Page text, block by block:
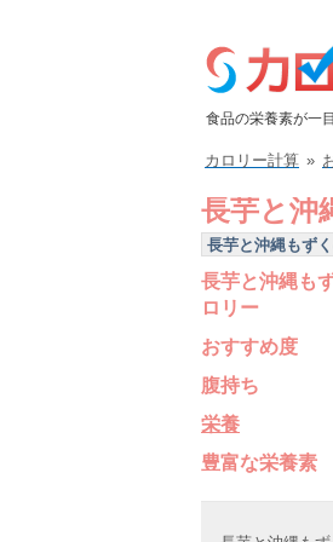
食品の栄養素が一
カロリー計算 »
長芋と沖
長芋と沖縄もず
長芋と沖縄も
ロリー
おすすめ度
腹持ち
栄養
豊富な栄養素